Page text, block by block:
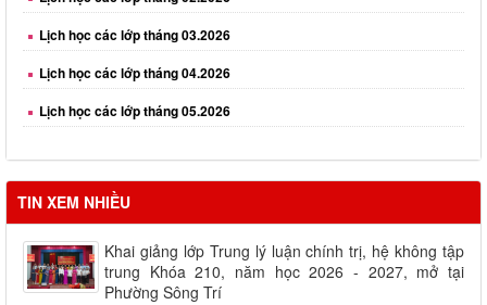
Lịch học các lớp tháng 03.2026
Lịch học các lớp tháng 04.2026
Lịch học các lớp tháng 05.2026
Lịch học các lớp tháng 06.2026
TIN XEM NHIỀU
Khai giảng lớp Trung lý luận chính trị, hệ không tập
trung Khóa 210, năm học 2026 - 2027, mở tại
Phường Sông Trí